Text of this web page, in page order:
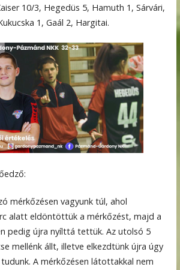
10/3, Hegedüs 5, Hamuth 1, Sárvári,
1, Gaál 2, Hargitai.
mérkőzésen vagyunk túl, ahol
alatt eldöntöttük a mérkőzést, majd a
pedig újra nyílttá tettük. Az utolsó 5
mellénk állt, illetve elkezdtünk újra úgy
A mérkőzésen látottakkal nem